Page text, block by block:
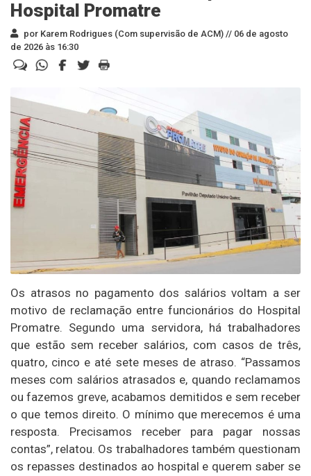
Hospital Promatre
por Karem Rodrigues (Com supervisão de ACM) // 06 de agosto
de 2026 às 16:30
Os atrasos no pagamento dos salários voltam a ser
motivo de reclamação entre funcionários do Hospital
Promatre. Segundo uma servidora, há trabalhadores
que estão sem receber salários, com casos de três,
quatro, cinco e até sete meses de atraso. “Passamos
meses com salários atrasados e, quando reclamamos
ou fazemos greve, acabamos demitidos e sem receber
o que temos direito. O mínimo que merecemos é uma
resposta. Precisamos receber para pagar nossas
contas”, relatou. Os trabalhadores também questionam
os repasses destinados ao hospital e querem saber se